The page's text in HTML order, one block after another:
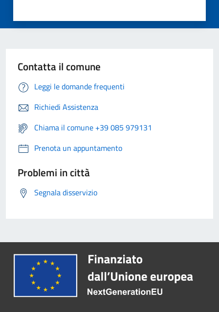
Contatta il comune
Leggi le domande frequenti
Richiedi Assistenza
Chiama il comune +39 085 979131
Prenota un appuntamento
Problemi in città
Segnala disservizio